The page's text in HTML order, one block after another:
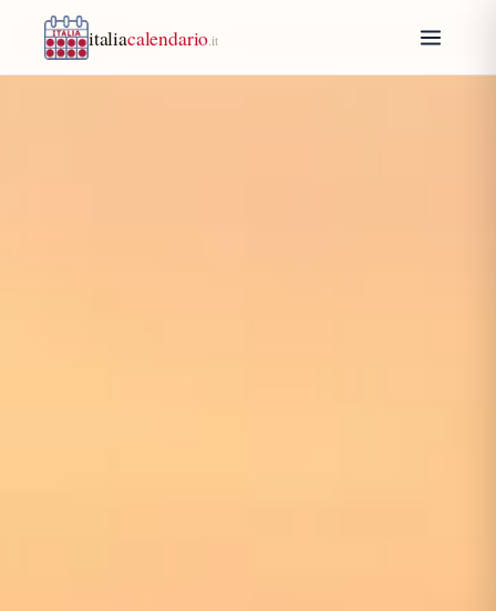
italiacalendario .it